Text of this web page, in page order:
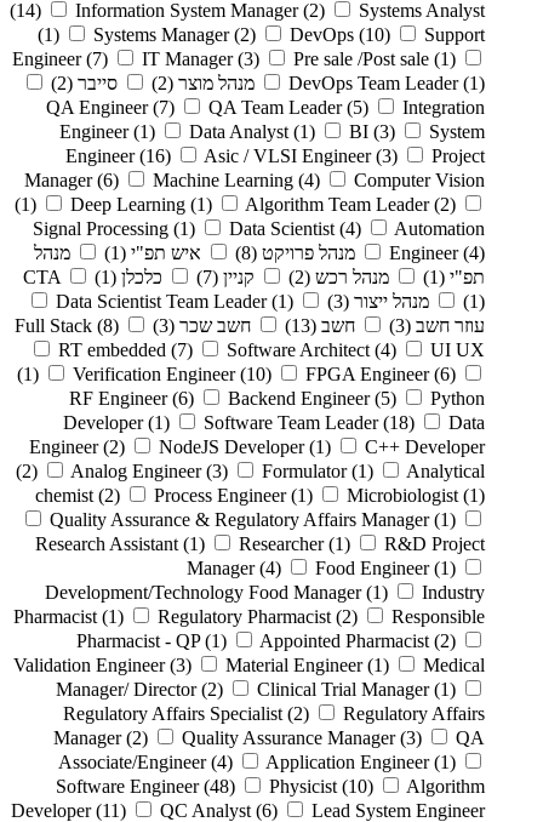
(14)
Information System Manager (2)
Systems Analyst
(1)
Systems Manager (2) DevOps (10)
Support
Engineer (7) IT Manager (3) Pre sale /Post sale (1)
DevOps Team Leader (1) מנהל מוצר (2) סייבר (2)
QA Engineer (7) QA Team Leader (5)
Integration
Engineer (1) Data Analyst (1) BI (3)
System
Engineer (16) Asic / VLSI Engineer (3)
Project
Manager (6) Machine Learning (4)
Computer Vision
(1)
Deep Learning (1) Algorithm Team Leader (2)
Signal Processing (1) Data Scientist (4)
Automation
Engineer (4) מנהל פרויקט (8) איש תפ"י (1)
מנהל
תפ"י (1) מנהל רכש (2) קניין (7) כלכלן (1)
CTA
(1)
מנהל ייצור (3)
Data Scientist Team Leader (1)
עוזר חשב (3) חשב (13) חשב שכר (3)
Full Stack (8)
RT embedded (7) Software Architect (4)
UI UX
(1)
Verification Engineer (10) FPGA Engineer (6)
RF Engineer (6) Backend Engineer (5)
Python
Developer (1) Software Team Leader (18)
Data
Engineer (2) NodeJS Developer (1)
C++ Developer
(2)
Analog Engineer (3) Formulator (1)
Analytical
chemist (2) Process Engineer (1) Microbiologist (1)
Quality Assurance & Regulatory Affairs Manager (1)
Research Assistant (1) Researcher (1)
R&D Project
Manager (4) Food Engineer (1)
Development/Technology Food Manager (1)
Industry
Pharmacist (1) Regulatory Pharmacist (2)
Responsible
Pharmacist - QP (1) Appointed Pharmacist (2)
Validation Engineer (3) Material Engineer (1)
Medical
Manager/ Director (2) Clinical Trial Manager (1)
Regulatory Affairs Specialist (2)
Regulatory Affairs
Manager (2) Quality Assurance Manager (3)
QA
Associate/Engineer (4) Application Engineer (1)
Software Engineer (48) Physicist (10)
Algorithm
Developer (11) QC Analyst (6)
Lead System Engineer